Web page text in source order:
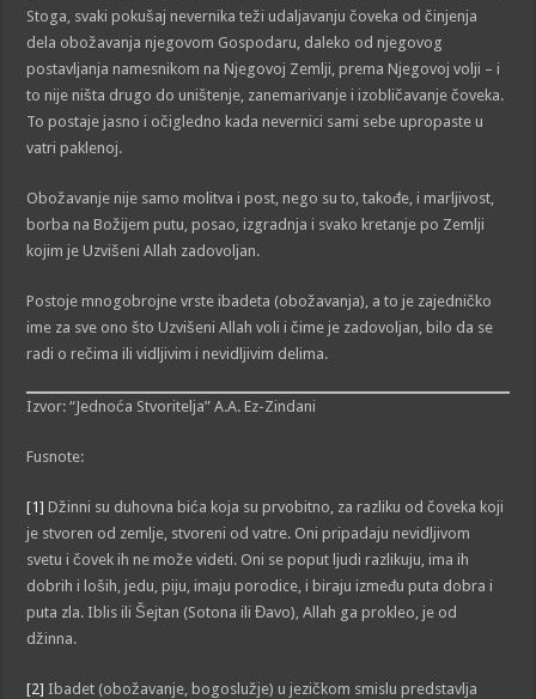
Stoga, svaki pokušaj nevernika teži udaljavanju čoveka od činjenja
dela obožavanja njegovom Gospodaru, daleko od njegovog
postavljanja namesnikom na Njegovoj Zemlji, prema Njegovoj volji – i
to nije ništa drugo do uništenje, zanemarivanje i izobličavanje čoveka.
To postaje jasno i očigledno kada nevernici sami sebe upropaste u
vatri paklenoj.
Obožavanje nije samo molitva i post, nego su to, takođe, i marljivost,
borba na Božijem putu, posao, izgradnja i svako kretanje po Zemlji
kojim je Uzvišeni Allah zadovoljan.
Postoje mnogobrojne vrste ibadeta (obožavanja), a to je zajedničko
ime za sve ono što Uzvišeni Allah voli i čime je zadovoljan, bilo da se
radi o rečima ili vidljivim i nevidljivim delima.
Izvor: “Jednoća Stvoritelja” A.A. Ez-Zindani
Fusnote:
[1] Džinni su duhovna bića koja su prvobitno, za razliku od čoveka koji
je stvoren od zemlje, stvoreni od vatre. Oni pripadaju nevidljivom
svetu i čovek ih ne može videti. Oni se poput ljudi razlikuju, ima ih
dobrih i loših, jedu, piju, imaju porodice, i biraju između puta dobra i
puta zla. Iblis ili Šejtan (Sotona ili Đavo), Allah ga prokleo, je od
džinna.
[2] Ibadet (obožavanje, bogoslužje) u jezičkom smislu predstavlja